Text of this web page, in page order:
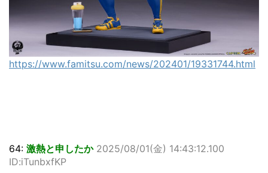
https://www.famitsu.com/news/202401/19331744.html
64: 激熱と申したか 2025/08/01(金) 14:43:12.100
ID:iTunbxfKP